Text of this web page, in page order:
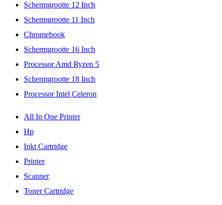
Schermgrootte 12 Inch
Schermgrootte 11 Inch
Chromebook
Schermgrootte 16 Inch
Processor Amd Ryzen 5
Schermgrootte 18 Inch
Processor Intel Celeron
All In One Printer
Hp
Inkt Cartridge
Printer
Scanner
Toner Cartridge